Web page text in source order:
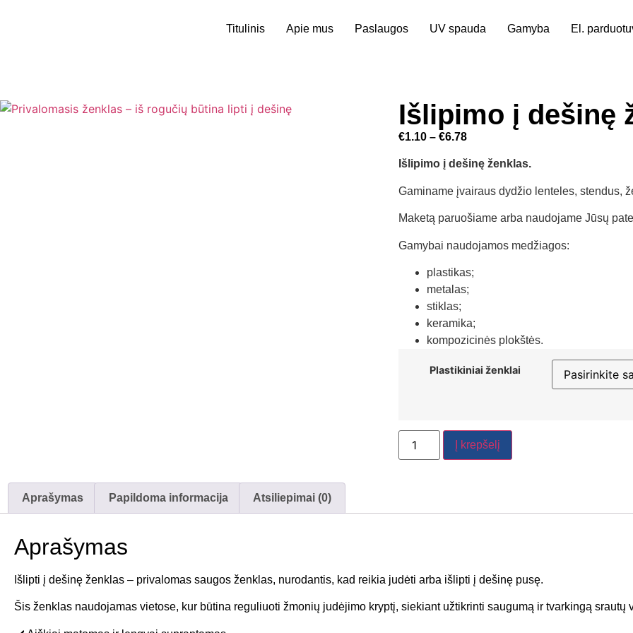
Titulinis Apie mus Paslaugos UV spauda Gamyba El.
Išlipimo į dešinę
€1.10 –€6.78
Išlipimo į dešinę ženklas.
Gaminame įvairaus dydžio lenteles, stendus,
Maketą paruošiame arba naudojame Jūsų
Gamybai naudojamos medžiagos:
plastikas;
metalas;
stiklas;
keramika;
kompozicinės plokštės.
Plastikiniai ženklai
Į krepšelį
Aprašymas Papildoma informacija Atsiliepimai (0)
Aprašymas
Išlipti į dešinę ženklas – privalomas saugos ženklas, nurodantis, kad reikia judėti arba išlipti į dešinę pusę.
Šis ženklas naudojamas vietose, kur būtina reguliuoti žmonių judėjimo kryptį, siekiant užtikrinti saugumą ir tvarkingą srautų